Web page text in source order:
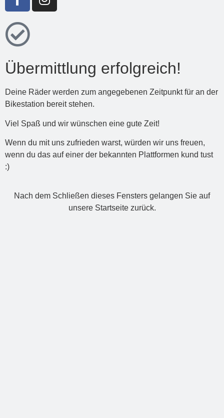
Übermittlung erfolgreich!
Deine Räder werden zum angegebenen Zeitpunkt für an der
Bikestation bereit stehen.
Viel Spaß und wir wünschen eine gute Zeit!
Wenn du mit uns zufrieden warst, würden wir uns freuen,
wenn du das auf einer der bekannten Plattformen kund tust
:)
Nach dem Schließen dieses Fensters gelangen Sie auf
unsere Startseite zurück.